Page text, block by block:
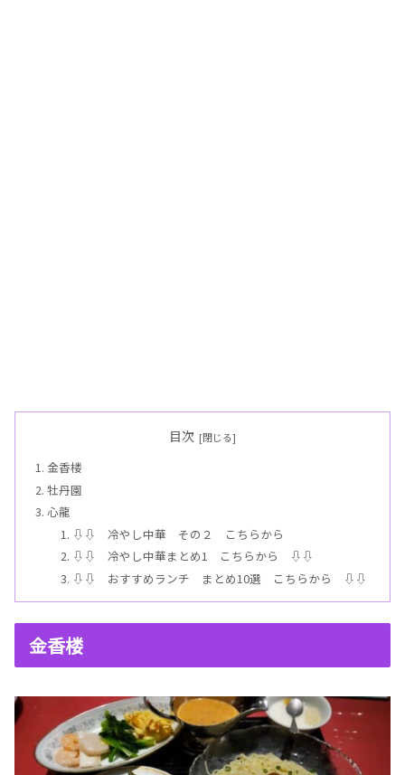
目次
金香楼
牡丹園
心龍
⇩⇩ 冷やし中華 その２ こちらから
⇩⇩ 冷やし中華まとめ1 こちらから ⇩⇩
⇩⇩ おすすめランチ まとめ10選 こちらから ⇩⇩
金香楼